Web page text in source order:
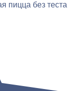
пицца без теста